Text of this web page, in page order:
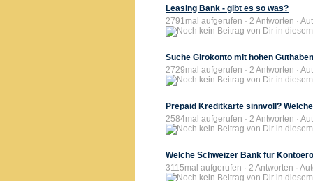
Leasing Bank - gibt es so was?
2791mal aufgerufen · 2 Antworten ·
Suche Girokonto mit hohen
2729mal aufgerufen · 2 Antworten ·
Prepaid Kreditkarte sinnvoll?
2584mal aufgerufen · 2 Antworten ·
Welche Schweizer Bank für
3115mal aufgerufen · 2 Antworten ·